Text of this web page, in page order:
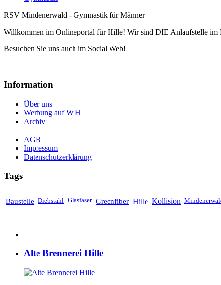
RSV Mindenerwald - Gymnastik für Männer
Willkommen im Onlineportal für Hille! Wir sind DIE Anlaufstelle im
Besuchen Sie uns auch im Social Web!
Information
Über uns
Werbung auf WiH
Archiv
AGB
Impressum
Datenschutzerklärung
Tags
Baustelle Diebstahl Glasfaser Greenfiber Hille Kollision
Alte Brennerei Hille